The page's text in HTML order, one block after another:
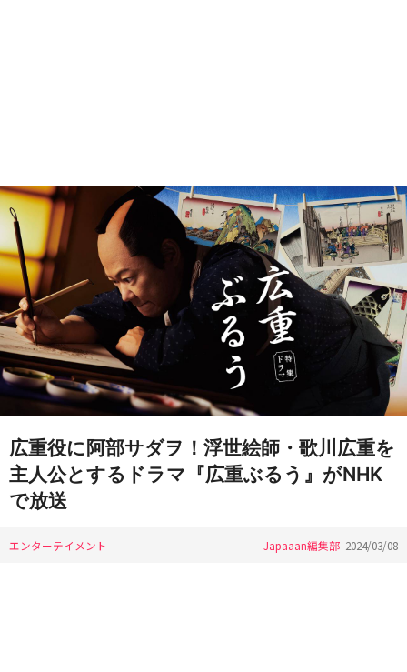
広重役に阿部サダヲ！浮世絵師・歌川広重を
主人公とするドラマ『広重ぶるう』がNHK
で放送
エンターテイメント Japaaan編集部 2024/03/08